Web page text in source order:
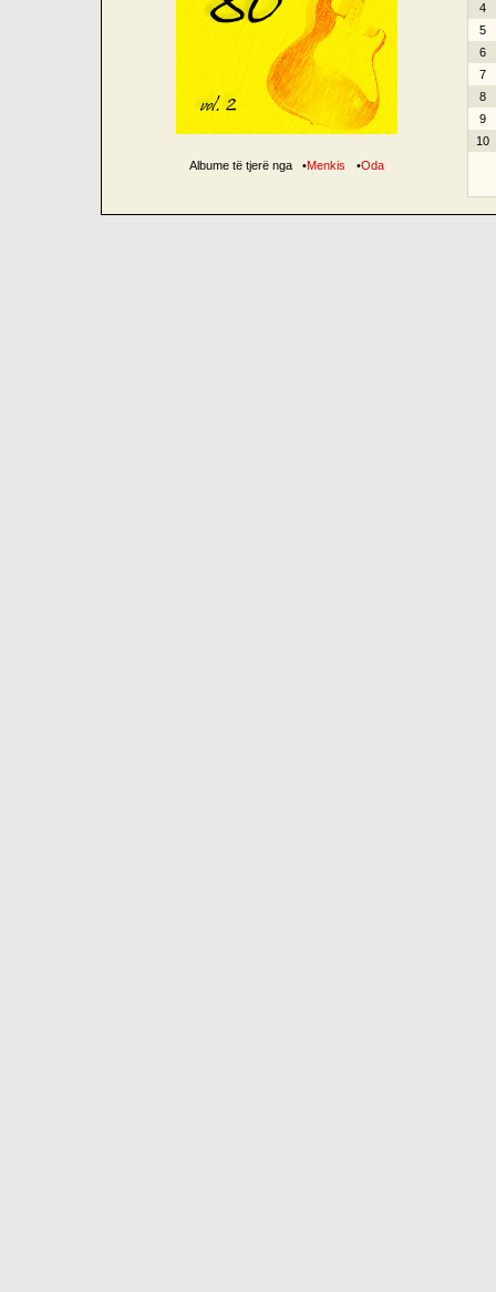
Albume të tjerë nga •Menkis •Oda
4
5
6
7
8
9
10